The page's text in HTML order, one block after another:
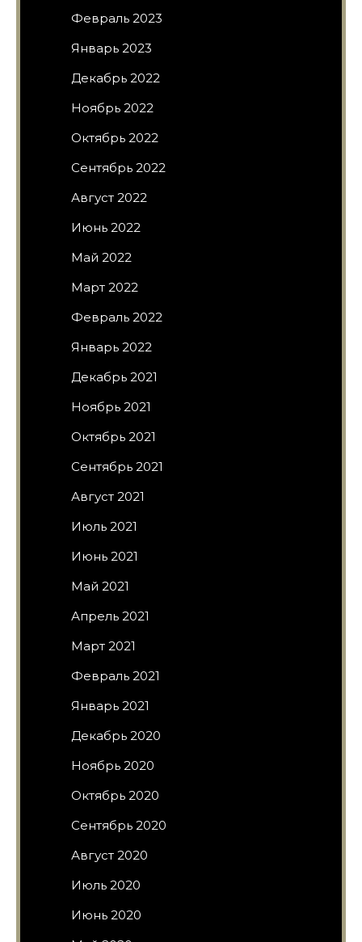
Февраль 2023
Январь 2023
Декабрь 2022
Ноябрь 2022
Октябрь 2022
Сентябрь 2022
Август 2022
Июнь 2022
Май 2022
Март 2022
Февраль 2022
Январь 2022
Декабрь 2021
Ноябрь 2021
Октябрь 2021
Сентябрь 2021
Август 2021
Июль 2021
Июнь 2021
Май 2021
Апрель 2021
Март 2021
Февраль 2021
Январь 2021
Декабрь 2020
Ноябрь 2020
Октябрь 2020
Сентябрь 2020
Август 2020
Июль 2020
Июнь 2020